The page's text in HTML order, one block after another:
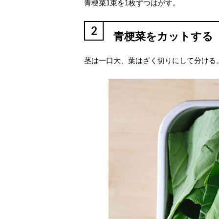
青梗菜1束を1枚ずつはがす。
2 青梗菜をカットする
茎は一口大、葉はざく切りにして分ける